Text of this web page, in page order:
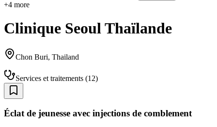
+4 more
Clinique Seoul Thaïlande
Chon Buri, Thailand
Services et traitements (12)
Éclat de jeunesse avec injections de comblement